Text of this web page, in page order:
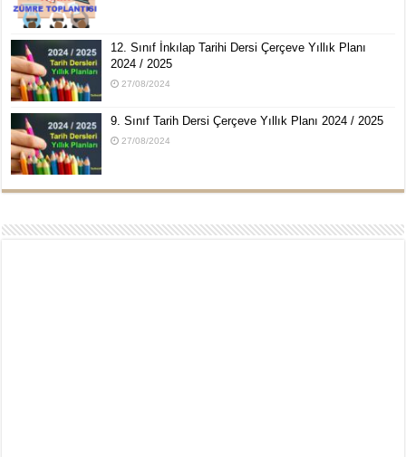
12. Sınıf İnkılap Tarihi Dersi Çerçeve Yıllık Planı
2024 / 2025
27/08/2024
9. Sınıf Tarih Dersi Çerçeve Yıllık Planı 2024 / 2025
27/08/2024